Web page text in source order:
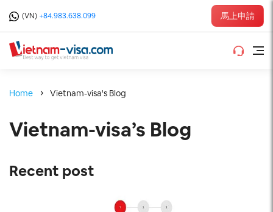
(VN) +84.983.638.099 馬上申請
Home Vietnam-visa's Blog
Vietnam-visa’s Blog
Recent post